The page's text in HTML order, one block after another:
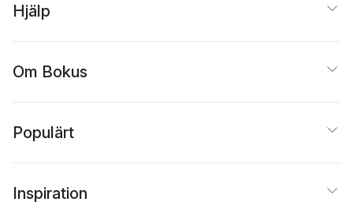
Hjälp
Om Bokus
Populärt
Inspiration